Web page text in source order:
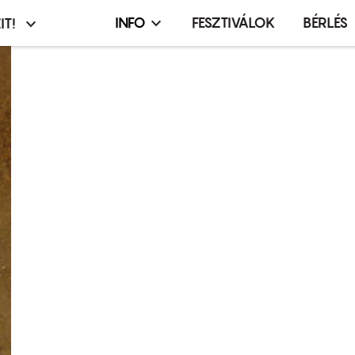
Infó,
INFO FESZTIVÁLOK BÉRLÉS